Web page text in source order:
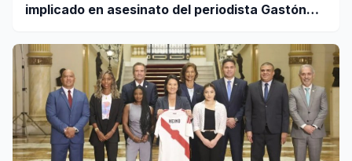
implicado en asesinato del periodista Gastón